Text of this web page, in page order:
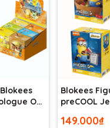
Of
Blokees
preCOOL
149.000₫